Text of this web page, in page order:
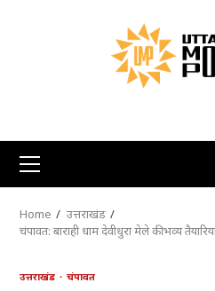
Primary
Menu
Home
उत्तराखंड
चंपावत: बाराही धाम देवीधुरा मेले की भव्य
उत्तराखंड चंपावत